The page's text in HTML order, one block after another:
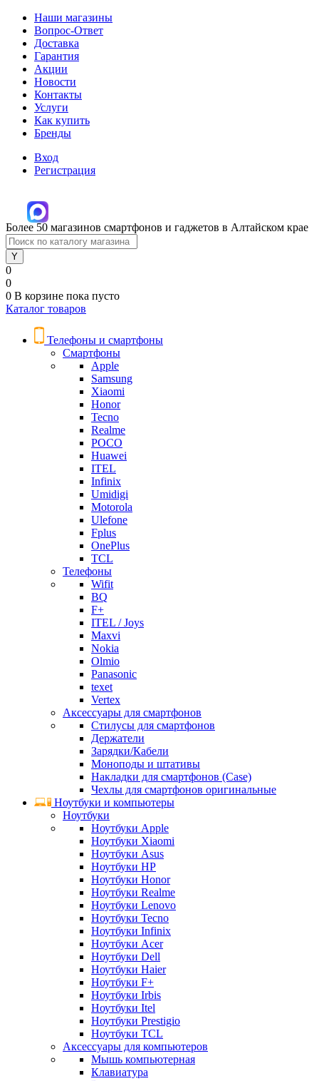
Наши магазины
Вопрос-Ответ
Доставка
Гарантия
Акции
Новости
Контакты
Услуги
Как купить
Бренды
Вход
Регистрация
Более 50 магазинов смартфонов и гаджетов в Алтайском крае
0
0
0 В корзине пока пусто
Каталог товаров
Телефоны и смартфоны
Смартфоны
Apple
Samsung
Xiaomi
Honor
Tecno
Realme
POCO
Huawei
ITEL
Infinix
Umidigi
Motorola
Ulefone
Fplus
OnePlus
TCL
Телефоны
Wifit
BQ
F+
ITEL / Joys
Maxvi
Nokia
Olmio
Panasonic
texet
Vertex
Аксессуары для смартфонов
Стилусы для смартфонов
Держатели
Зарядки/Кабели
Моноподы и штативы
Накладки для смартфонов (Case)
Чехлы для смартфонов оригинальные
Ноутбуки и компьютеры
Ноутбуки
Ноутбуки Apple
Ноутбуки Xiaomi
Ноутбуки Asus
Ноутбуки HP
Ноутбуки Honor
Ноутбуки Realme
Ноутбуки Lenovo
Ноутбуки Tecno
Ноутбуки Infinix
Ноутбуки Acer
Ноутбуки Dell
Ноутбуки Haier
Ноутбуки F+
Ноутбуки Irbis
Ноутбуки Itel
Ноутбуки Prestigio
Ноутбуки TCL
Аксессуары для компьютеров
Мышь компьютерная
Клавиатура